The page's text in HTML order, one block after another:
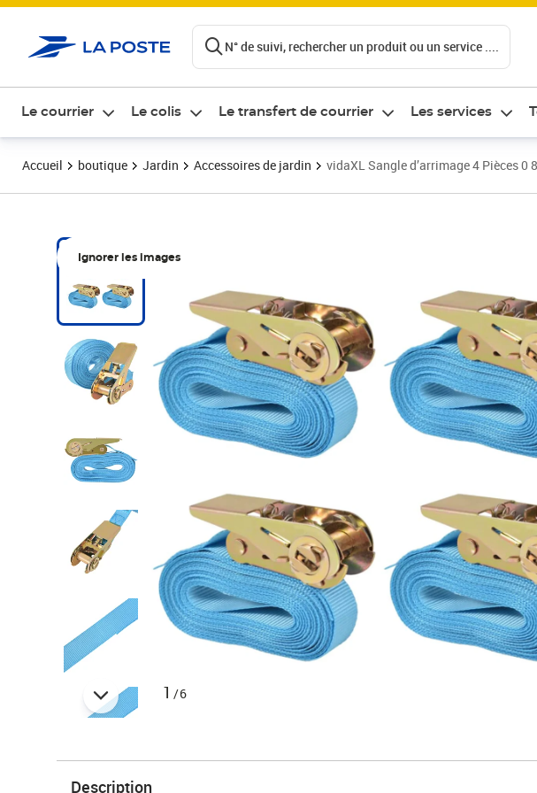
N° de suivi, rechercher un produit ou un service ....
Le courrier Le colis Le transfert de courrier Les services
Accueil boutique Jardin Accessoires de jardin vidaXL Sangle d’arrimage 4 Pièces 0
Ignorer les images
1 /6
Description